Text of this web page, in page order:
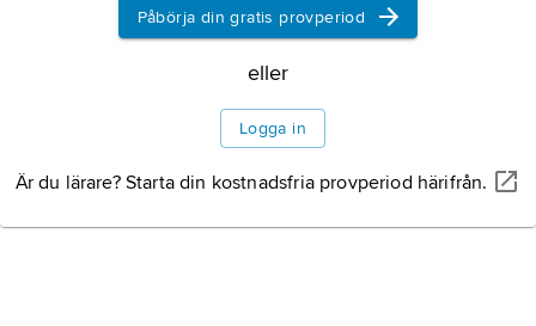
Påbörja din gratis provperiod
eller
Logga in
Är du lärare? Starta din kostnadsfria provperiod härifrån.